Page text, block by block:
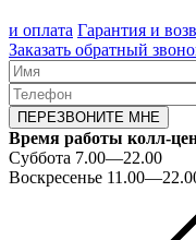
и оплата Гарантия и
Заказать обратный
ПЕРЕЗВОНИТЕ МНЕ
Время работы колл-
Суббота 7.00—22.00
Воскресенье